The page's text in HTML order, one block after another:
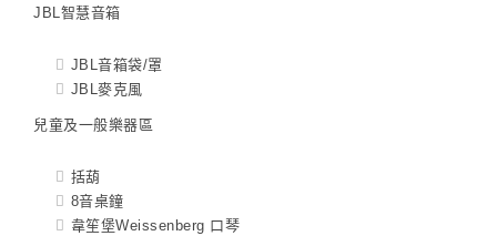
JBL智慧音箱
JBL音箱袋/罩
JBL麥克風
兒童及一般樂器區
括葫
8音桌鐘
韋笙堡Weissenberg 口琴